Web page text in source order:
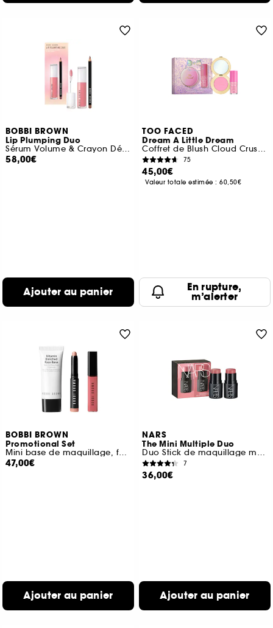
BOBBI BROWN
Lip Plumping Duo
Sérum Volume & Crayon Définition
58,00€
Ajouter au panier
TOO FACED
Dream A Little Dream
Coffret de Blush Cloud Crush & Gloss Kissing Jelly
75
45,00€
Valeur totale estimée :60,50€
En rupture,
m’alerter
BOBBI BROWN
Promotional Set
Mini base de maquillage, fard à paupières en stick et gloss
47,00€
Ajouter au panier
NARS
The Mini Multiple Duo
Duo Stick de maquillage multi-usage
7
36,00€
Ajouter au panier